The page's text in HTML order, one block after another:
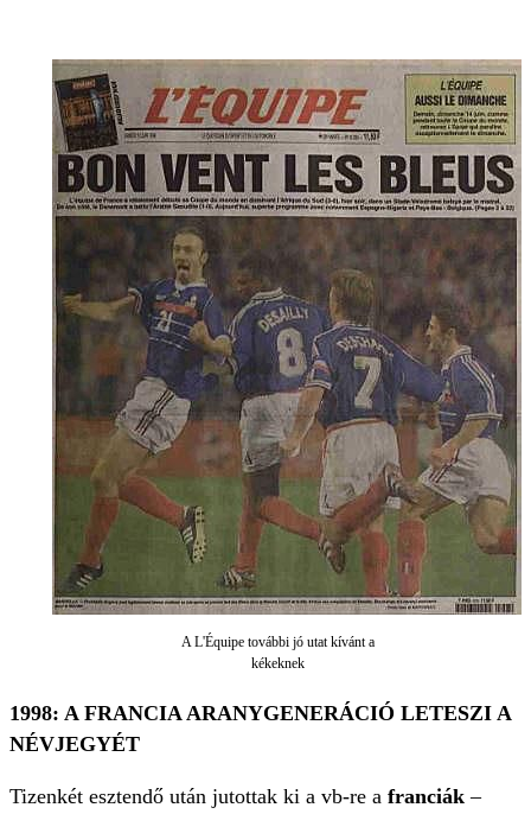
A L'Équipe további jó utat kívánt a
kékeknek
1998: A FRANCIA ARANYGENERÁCIÓ LETESZI A
NÉVJEGYÉT
Tizenkét esztendő után jutottak ki a vb-re a franciák–